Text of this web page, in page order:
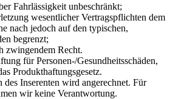
Fahrlässigkeit unbeschränkt;
wesentlicher Vertragspflichten dem
nach jedoch auf den typischen,
begrenzt;
zwingendem Recht.
für Personen-/Gesundheitsschäden,
Produkthaftungsgesetz.
Inserenten wird angerechnet. Für
wir keine Verantwortung.